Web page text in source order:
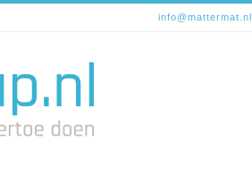
info@mattermat.nl